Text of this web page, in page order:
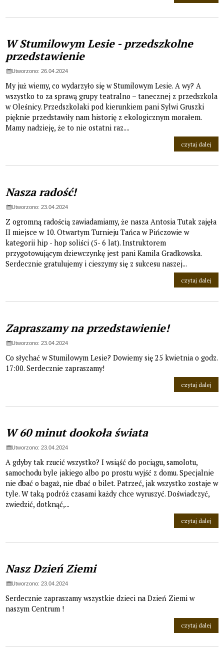
W Stumilowym Lesie - przedszkolne
przedstawienie
Utworzono: 26.04.2024
My już wiemy, co wydarzyło się w Stumilowym Lesie. A wy? A
wszystko to za sprawą grupy teatralno – tanecznej z przedszkola
w Oleśnicy. Przedszkolaki pod kierunkiem pani Sylwi Gruszki
pięknie przedstawiły nam historię z ekologicznym morałem.
Mamy nadzieję, że to nie ostatni raz....
czytaj dalejna
Nasza radość!
Utworzono: 23.04.2024
Z ogromną radością zawiadamiamy, że nasza Antosia Tutak zajęła
II miejsce w 10. Otwartym Turnieju Tańca w Pińczowie w
kategorii hip - hop soliści (5- 6 lat). Instruktorem
przygotowującym dziewczynkę jest pani Kamila Gradkowska.
Serdecznie gratulujemy i cieszymy się z sukcesu naszej...
czytaj dalejna
Zapraszamy na przedstawienie!
Utworzono: 23.04.2024
Co słychać w Stumilowym Lesie? Dowiemy się 25 kwietnia o godz.
17:00. Serdecznie zapraszamy!
czytaj dalejna
W 60 minut dookoła świata
Utworzono: 23.04.2024
A gdyby tak rzucić wszystko? I wsiąść do pociągu, samolotu,
samochodu byle jakiego albo po prostu wyjść z domu. Specjalnie
nie dbać o bagaż, nie dbać o bilet. Patrzeć, jak wszystko zostaje w
tyle. W taką podróż czasami każdy chce wyruszyć. Doświadczyć,
zwiedzić, dotknąć,...
czytaj dalejna
Nasz Dzień Ziemi
Utworzono: 23.04.2024
Serdecznie zapraszamy wszystkie dzieci na Dzień Ziemi w
naszym Centrum !
czytaj dalejna